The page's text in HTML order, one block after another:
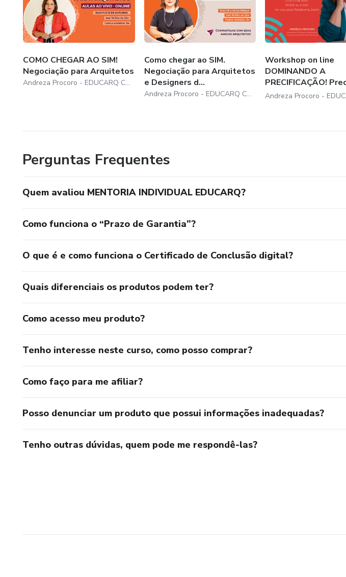
COMO CHEGAR AO SIM!
Negociação para Arquitetos
Andreza Procoro - EDUCARQ CURSOS
Como chegar ao SIM.
Negociação para Arquitetos
e Designers d...
Andreza Procoro - EDUCARQ CURSOS
Workshop on line
DOMINANDO A
PRECIFICAÇÃO!
e Ge...
Perguntas Frequentes
Quem avaliou MENTORIA INDIVIDUAL EDUCARQ?
Como funciona o “Prazo de Garantia”?
O que é e como funciona o Certificado de Conclusão digital?
Quais diferenciais os produtos podem ter?
Como acesso meu produto?
Tenho interesse neste curso, como posso comprar?
Como faço para me afiliar?
Posso denunciar um produto que possui informações inadequadas?
Tenho outras dúvidas, quem pode me respondê-las?